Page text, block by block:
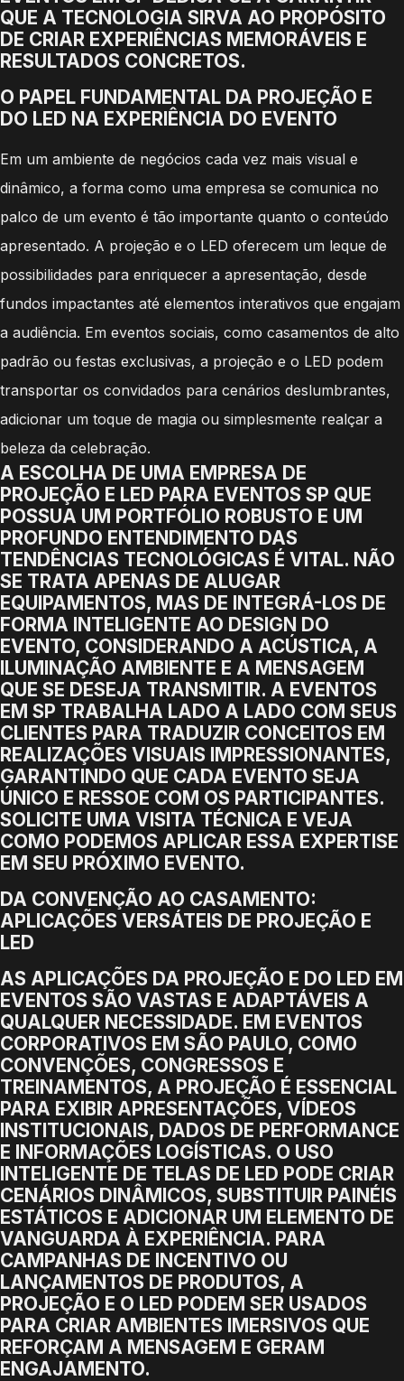
QUE A TECNOLOGIA SIRVA AO PROPÓSITO
DE CRIAR EXPERIÊNCIAS MEMORÁVEIS E
RESULTADOS CONCRETOS.
O PAPEL FUNDAMENTAL DA PROJEÇÃO E
DO LED NA EXPERIÊNCIA DO EVENTO
Em um ambiente de negócios cada vez mais visual e
dinâmico, a forma como uma empresa se comunica no
palco de um evento é tão importante quanto o conteúdo
apresentado. A projeção e o LED oferecem um leque de
possibilidades para enriquecer a apresentação, desde
fundos impactantes até elementos interativos que engajam
a audiência. Em eventos sociais, como casamentos de alto
padrão ou festas exclusivas, a projeção e o LED podem
transportar os convidados para cenários deslumbrantes,
adicionar um toque de magia ou simplesmente realçar a
beleza da celebração.
A ESCOLHA DE UMA EMPRESA DE
PROJEÇÃO E LED PARA EVENTOS SP QUE
POSSUA UM PORTFÓLIO ROBUSTO E UM
PROFUNDO ENTENDIMENTO DAS
TENDÊNCIAS TECNOLÓGICAS É VITAL. NÃO
SE TRATA APENAS DE ALUGAR
EQUIPAMENTOS, MAS DE INTEGRÁ-LOS DE
FORMA INTELIGENTE AO DESIGN DO
EVENTO, CONSIDERANDO A ACÚSTICA, A
ILUMINAÇÃO AMBIENTE E A MENSAGEM
QUE SE DESEJA TRANSMITIR. A EVENTOS
EM SP TRABALHA LADO A LADO COM SEUS
CLIENTES PARA TRADUZIR CONCEITOS EM
REALIZAÇÕES VISUAIS IMPRESSIONANTES,
GARANTINDO QUE CADA EVENTO SEJA
ÚNICO E RESSOE COM OS PARTICIPANTES.
SOLICITE UMA VISITA TÉCNICA E VEJA
COMO PODEMOS APLICAR ESSA EXPERTISE
EM SEU PRÓXIMO EVENTO.
DA CONVENÇÃO AO CASAMENTO:
APLICAÇÕES VERSÁTEIS DE PROJEÇÃO E
LED
AS APLICAÇÕES DA PROJEÇÃO E DO LED EM
EVENTOS SÃO VASTAS E ADAPTÁVEIS A
QUALQUER NECESSIDADE. EM EVENTOS
CORPORATIVOS EM SÃO PAULO, COMO
CONVENÇÕES, CONGRESSOS E
TREINAMENTOS, A PROJEÇÃO É ESSENCIAL
PARA EXIBIR APRESENTAÇÕES, VÍDEOS
INSTITUCIONAIS, DADOS DE PERFORMANCE
E INFORMAÇÕES LOGÍSTICAS. O USO
INTELIGENTE DE TELAS DE LED PODE CRIAR
CENÁRIOS DINÂMICOS, SUBSTITUIR PAINÉIS
ESTÁTICOS E ADICIONAR UM ELEMENTO DE
VANGUARDA À EXPERIÊNCIA. PARA
CAMPANHAS DE INCENTIVO OU
LANÇAMENTOS DE PRODUTOS, A
PROJEÇÃO E O LED PODEM SER USADOS
PARA CRIAR AMBIENTES IMERSIVOS QUE
REFORÇAM A MENSAGEM E GERAM
ENGAJAMENTO.